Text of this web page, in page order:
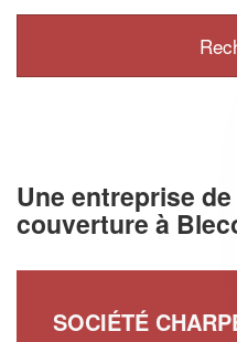
Une entreprise
couverture à
SOCIÉTÉ
vos
nouveaux